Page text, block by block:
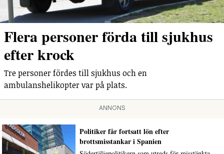
Flera personer förda till sjukhus
efter krock
Tre personer fördes till sjukhus och en
ambulanshelikopter var på plats.
ANNONS
Politiker får fortsatt lön efter
brottsmisstankar i Spanien